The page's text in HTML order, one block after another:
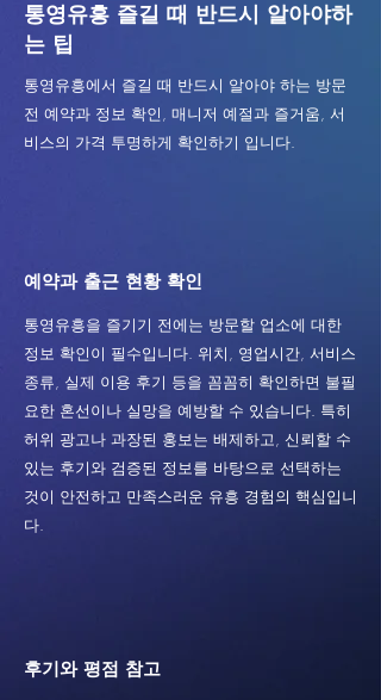
통영유흥 즐길 때 반드시 알아야하
는 팁
통영유흥에서 즐길 때 반드시 알아야 하는 방문
전 예약과 정보 확인, 매니저 예절과 즐거움, 서
비스의 가격 투명하게 확인하기 입니다.
예약과 출근 현황 확인
통영유흥을 즐기기 전에는 방문할 업소에 대한
정보 확인이 필수입니다. 위치, 영업시간, 서비스
종류, 실제 이용 후기 등을 꼼꼼히 확인하면 불필
요한 혼선이나 실망을 예방할 수 있습니다. 특히
허위 광고나 과장된 홍보는 배제하고, 신뢰할 수
있는 후기와 검증된 정보를 바탕으로 선택하는
것이 안전하고 만족스러운 유흥 경험의 핵심입니
다.
후기와 평점 참고